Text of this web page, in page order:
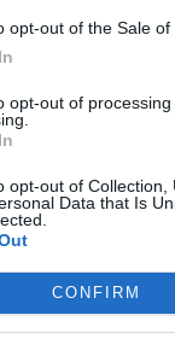
opt-out of the Sale of
opt-out of
opt-out of
Data that Is
CONFIRM
Pegaso al